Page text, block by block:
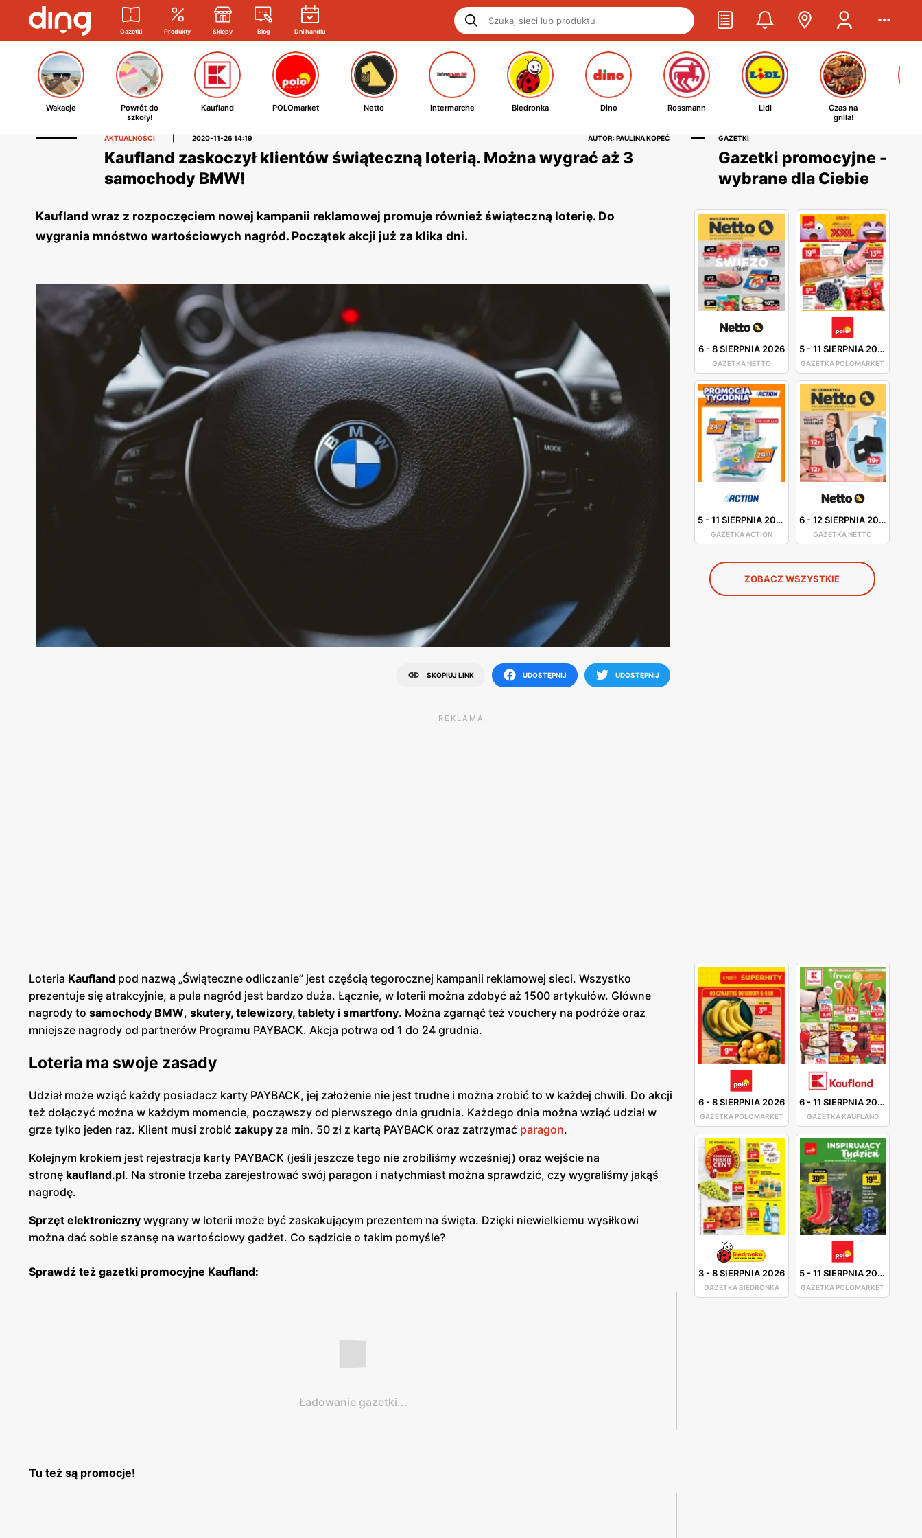
Gazetki Produkty Sklepy Blog Dni handlu
Wakacje
Powrót do
szkoły!
Kaufland POLOmarket Netto Intermarche Biedronka Dino Rossmann Lidl
Czas na
grilla!
AKTUALNOŚCI 2020-11-26 14:19 AUTOR: PAULINA KOPEĆ
Kaufland zaskoczył klientów świąteczną loterią. Można wygrać aż 3
samochody BMW!
Kaufland wraz z rozpoczęciem nowej kampanii reklamowej promuje również świąteczną loterię. Do
wygrania mnóstwo wartościowych nagród. Początek akcji już za klika dni.
SKOPIUJ LINK UDOSTĘPNIJ UDOSTĘPNIJ
GAZETKI
Gazetki promocyjne -
wybrane dla Ciebie
6-8 SIERPNIA 2026
GAZETKA NETTO
5-11 SIERPNIA 2026
GAZETKA POLOMARKET
5-11 SIERPNIA 2026
GAZETKA ACTION
6-12 SIERPNIA 2026
GAZETKA NETTO
ZOBACZ WSZYSTKIE
6-8 SIERPNIA 2026
GAZETKA POLOMARKET
6-11 SIERPNIA 2026
GAZETKA KAUFLAND
3-8 SIERPNIA 2026
GAZETKA BIEDRONKA
5-11 SIERPNIA 2026
GAZETKA POLOMARKET
REKLAMA
Loteria Kaufland pod nazwą „Świąteczne odliczanie” jest częścią tegorocznej kampanii reklamowej sieci. Wszystko
prezentuje się atrakcyjnie, a pula nagród jest bardzo duża. Łącznie, w loterii można zdobyć aż 1500 artykułów. Główne
nagrody to samochody BMW, skutery, telewizory, tablety i smartfony. Można zgarnąć też vouchery na podróże oraz
mniejsze nagrody od partnerów Programu PAYBACK. Akcja potrwa od 1 do 24 grudnia.
Loteria ma swoje zasady
Udział może wziąć każdy posiadacz karty PAYBACK, jej założenie nie jest trudne i można zrobić to w każdej chwili. Do akcji
też dołączyć można w każdym momencie, począwszy od pierwszego dnia grudnia. Każdego dnia można wziąć udział w
grze tylko jeden raz. Klient musi zrobić zakupy za min. 50 zł z kartą PAYBACK oraz zatrzymać paragon.
Kolejnym krokiem jest rejestracja karty PAYBACK (jeśli jeszcze tego nie zrobiliśmy wcześniej) oraz wejście na
stronę kaufland.pl. Na stronie trzeba zarejestrować swój paragon i natychmiast można sprawdzić, czy wygraliśmy jakąś
nagrodę.
Sprzęt elektroniczny wygrany w loterii może być zaskakującym prezentem na święta. Dzięki niewielkiemu wysiłkowi
można dać sobie szansę na wartościowy gadżet. Co sądzicie o takim pomyśle?
Sprawdź też gazetki promocyjne Kaufland:
Ładowanie gazetki...
Tu też są promocje!